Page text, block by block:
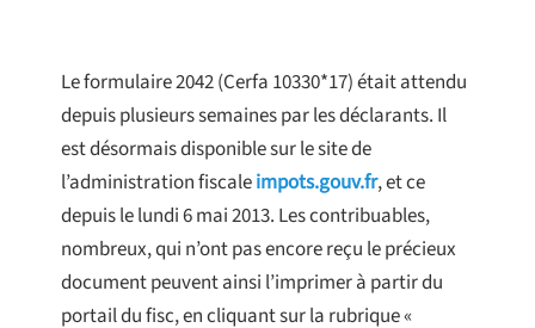
Le formulaire 2042 (Cerfa 10330*17) était attendu
depuis plusieurs semaines par les déclarants. Il
est désormais disponible sur le site de
l’administration fiscaleimpots.gouv.fr, et ce
depuis le lundi 6 mai 2013. Les contribuables,
nombreux, qui n’ont pas encore reçu le précieux
document peuvent ainsi l’imprimer à partir du
portail du fisc, en cliquant sur la rubrique «